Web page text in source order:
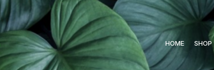
HOME SHOP